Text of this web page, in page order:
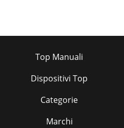
Top Manuali
Dispositivi Top
Categorie
Marchi